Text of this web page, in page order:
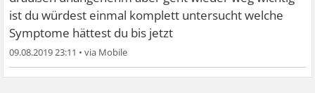
ist du würdest einmal komplett untersucht welche
Symptome hättest du bis jetzt
09.08.2019 23:11 •